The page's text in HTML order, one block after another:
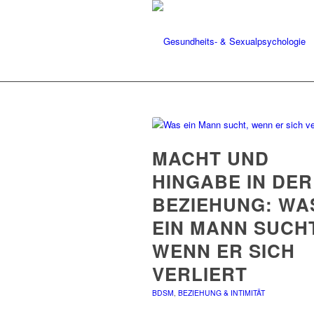
MACHT UND
HINGABE IN DER
BEZIEHUNG:
EIN MANN
WENN ER SICH
VERLIERT
BDSM, BEZIEHUNG & INTIMITÄT